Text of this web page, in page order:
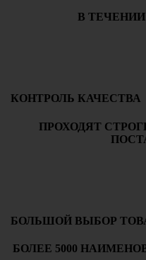
В
КОНТРОЛЬ КАЧЕСТВА
ПРОХОДЯТ
БОЛЬШОЙ ВЫБОР
БОЛЕЕ 5000